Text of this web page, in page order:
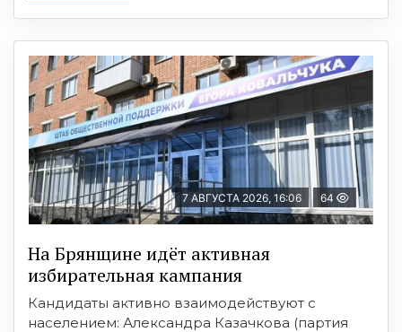
7 АВГУСТА 2026, 16:06 64
На Брянщине идёт активная
избирательная кампания
Кандидаты активно взаимодействуют с
населением: Александра Казачкова (партия